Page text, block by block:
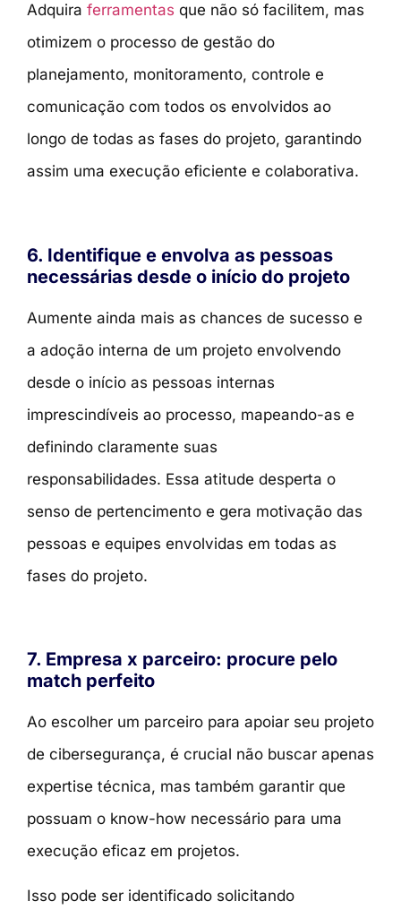
Adquira ferramentas que não só facilitem, mas
otimizem o processo de gestão do
planejamento, monitoramento, controle e
comunicação com todos os envolvidos ao
longo de todas as fases do projeto, garantindo
assim uma execução eficiente e colaborativa.
6. Identifique e envolva as pessoas
necessárias desde o início do projeto
Aumente ainda mais as chances de sucesso e
a adoção interna de um projeto envolvendo
desde o início as pessoas internas
imprescindíveis ao processo, mapeando-as e
definindo claramente suas
responsabilidades. Essa atitude desperta o
senso de pertencimento e gera motivação das
pessoas e equipes envolvidas em todas as
fases do projeto.
7. Empresa x parceiro: procure pelo
match perfeito
Ao escolher um parceiro para apoiar seu projeto
de cibersegurança, é crucial não buscar apenas
expertise técnica, mas também garantir que
possuam o know-how necessário para uma
execução eficaz em projetos.
Isso pode ser identificado solicitando